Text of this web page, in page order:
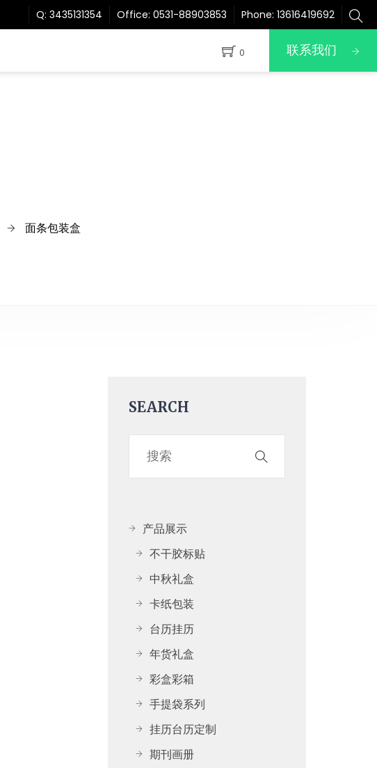
Q: 3435131354 Office: 0531-88903853 Phone: 13616419692
0 联系我们
面条包装盒
SEARCH
产品展示
不干胶标贴
中秋礼盒
卡纸包装
台历挂历
年货礼盒
彩盒彩箱
手提袋系列
挂历台历定制
期刊画册